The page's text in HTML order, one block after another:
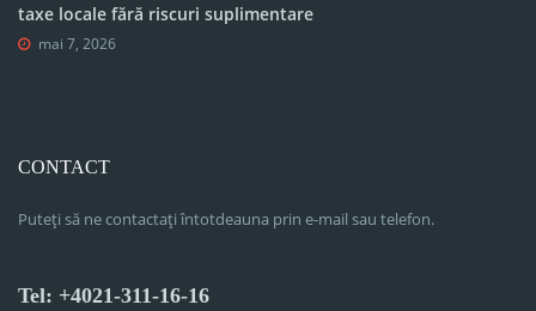
taxe locale fără riscuri suplimentare
mai 7, 2026
CONTACT
Puteți să ne contactați întotdeauna prin e-mail sau telefon.
Tel: +4021-311-16-16